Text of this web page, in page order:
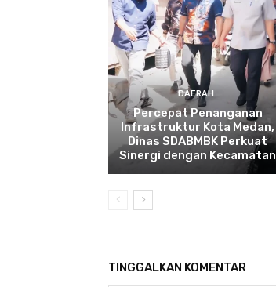
DAERAH
Percepat Penanganan
Infrastruktur Kota Medan,
Dinas SDABMBK Perkuat
Sinergi dengan Kecamatan
TINGGALKAN KOMENTAR